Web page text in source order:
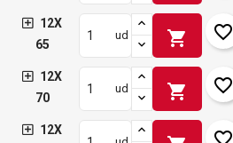
12X
65
ud shopping_cart favorite_border
12X
70
ud shopping_cart favorite_border
12X
favorite_border